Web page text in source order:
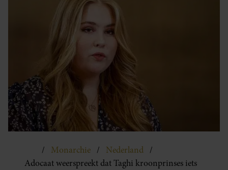
Monarchie
Nederland
Adocaat weerspreekt dat Taghi kroonprinses iets